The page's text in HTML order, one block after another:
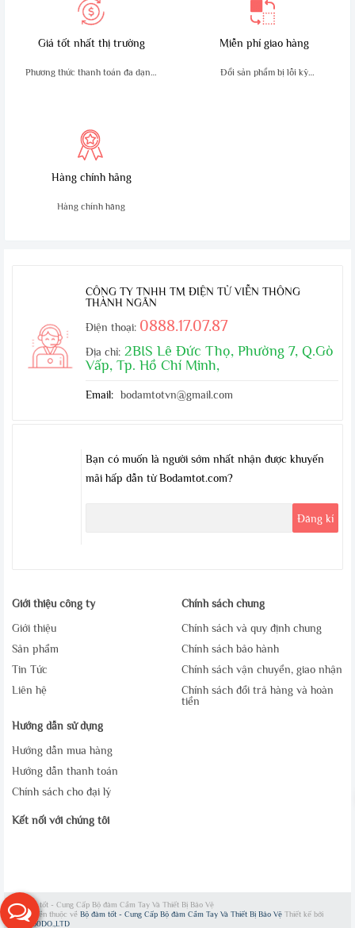
Giá tốt nhất thị trường
Phương thức thanh toán đa dạng,
Miễn phí giao hàng
Đổi sản phẩm bị lỗi kỹ
Hàng chính hãng
Hàng chính hãng
CÔNG TY TNHH TM ĐIỆN TỬ VIỄN THÔNG
THÀNH NGÂN
Điện thoại: 0888.17.07.87
Địa chỉ: 2BIS Lê Đức Thọ, Phường 7, Q.Gò
Vấp, Tp. Hồ Chí Minh,
Email: bodamtotvn@gmail.com
Bạn có muốn là người sớm nhất nhận được khuyến
mãi hấp dẫn từ Bodamtot.com?
Giới thiệu công ty
Giới thiệu
Sản phẩm
Tin Tức
Liên hệ
Chính sách chung
Chính sách và quy định chung
Chính sách bảo hành
Chính sách vận chuyển, giao nhận
Chính sách đổi trả hàng và hoàn
tiền
Hướng dẫn sử dụng
Hướng dẫn mua hàng
Hướng dẫn thanh toán
Chính sách cho đại lý
Kết nối với chúng tôi
Bộ đàm tốt - Cung Cấp Bộ đàm Cầm Tay Và Thiết Bị Bảo Vệ
Bản quyền thuộc về Bộ đàm tốt - Cung Cấp Bộ đàm Cầm Tay Và Thiết Bị Bảo Vệ Thiết kế bởi
WEB360DO.,LTD